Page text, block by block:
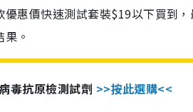
優惠價快速測試套裝$19以下買到
。
毒抗原檢測試劑 >>按此選購<<